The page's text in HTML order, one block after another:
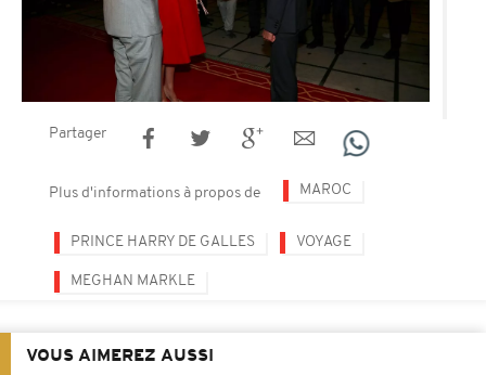
Partager
Plus d'informations à propos de MAROC
PRINCE HARRY DE GALLES VOYAGE
MEGHAN MARKLE
VOUS AIMEREZ AUSSI